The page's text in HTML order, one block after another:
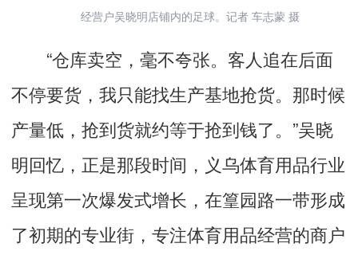
经营户吴晓明店铺内的足球。记者 车志蒙 摄
“仓库卖空，毫不夸张。客人追在后面
不停要货，我只能找生产基地抢货。那时候
产量低，抢到货就约等于抢到钱了。”吴晓
明回忆，正是那段时间，义乌体育用品行业
呈现第一次爆发式增长，在篁园路一带形成
了初期的专业街，专注体育用品经营的商户